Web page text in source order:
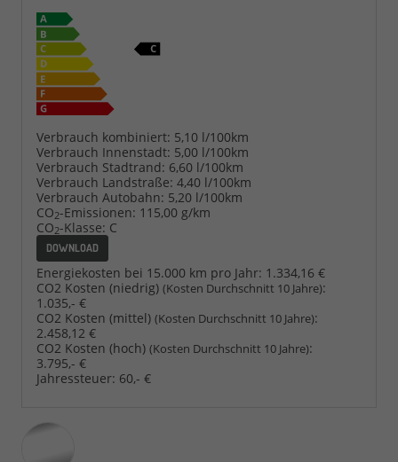
Verbrauch kombiniert: 5,10 l/100km
Verbrauch Innenstadt: 5,00 l/100km
Verbrauch Stadtrand: 6,60 l/100km
Verbrauch Landstraße: 4,40 l/100km
Verbrauch Autobahn: 5,20 l/100km
CO2-Emissionen: 115,00 g/km
CO2-Klasse: C
DOWNLOAD
Energiekosten bei 15.000 km pro Jahr: 1.334,16 €
CO2 Kosten (niedrig) (Kosten Durchschnitt 10 Jahre):
1.035,- €
CO2 Kosten (mittel) (Kosten Durchschnitt 10 Jahre):
2.458,12 €
CO2 Kosten (hoch) (Kosten Durchschnitt 10 Jahre):
3.795,- €
Jahressteuer: 60,- €